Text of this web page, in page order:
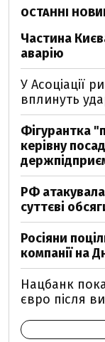
ОСТАННІ
Частина
аварію
У Асоціації
вплинуть
Фігурантка
керівну
РФ
суттєві
Росіяни
компанії на
Нацбанк
євро після